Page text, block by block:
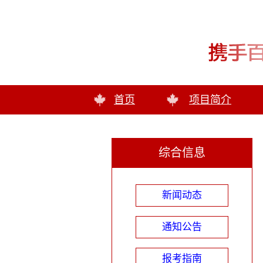
首页 项目简介
综合信息
新闻动态
通知公告
报考指南